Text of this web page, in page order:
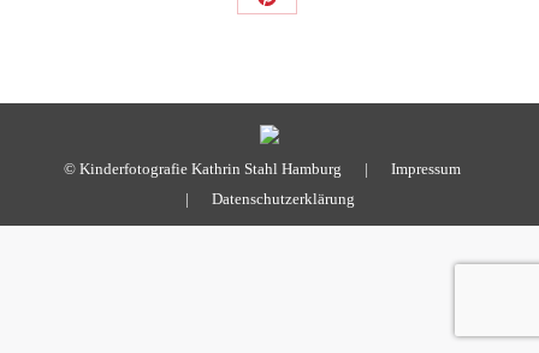
Share
© Kinderfotografie Kathrin Stahl Hamburg | Impressum
| Datenschutzerklärung